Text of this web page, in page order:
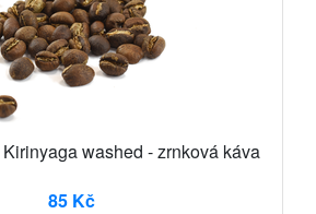
washed - zrnková káva
85 Kč